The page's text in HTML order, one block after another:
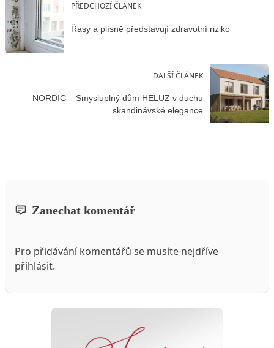
PŘEDCHOZÍ ČLÁNEK
Řasy a plísně představují zdravotní riziko
DALŠÍ ČLÁNEK
NORDIC – Smysluplný dům HELUZ v duchu
skandinávské elegance
Zanechat komentář
Pro přidávání komentářů se musíte nejdříve
přihlásit.